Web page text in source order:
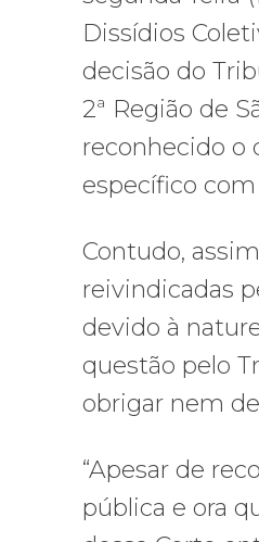
Dissídios
decisão do
2ª Região de
reconhecido o
específico
Contudo,
reivindicadas
devido à
questão pelo
obrigar nem
“Apesar de
pública e ora